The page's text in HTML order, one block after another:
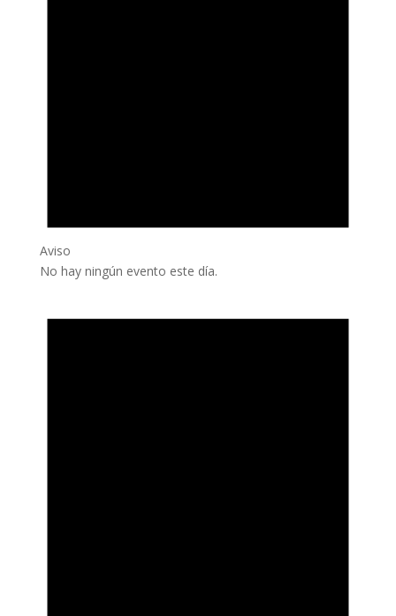
Aviso
No hay ningún evento este día.